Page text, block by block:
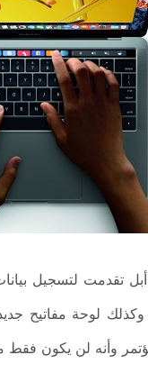
تقدمت لتسجيل
وأنه لن يكون